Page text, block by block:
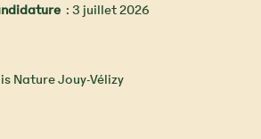
: 3 juillet 2026
Nature Jouy-Vélizy